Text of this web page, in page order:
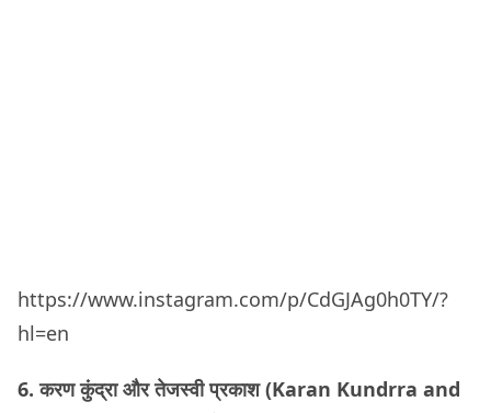
https://www.instagram.com/p/CdGJAg0h0TY/?
hl=en
6. करण कुंद्रा और तेजस्वी प्रकाश (Karan Kundrra and